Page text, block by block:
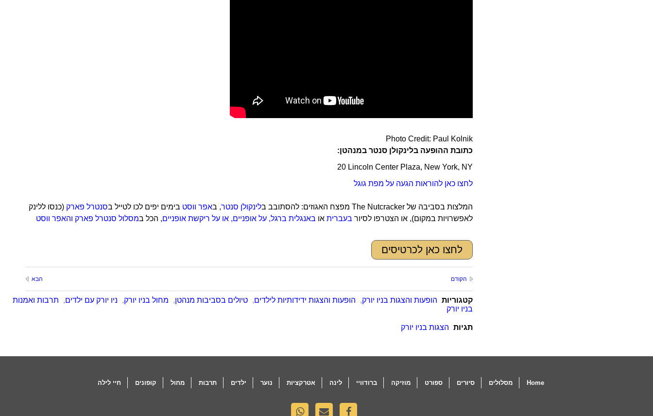
Photo Credit: Paul Kolnik
כתובת ההופעה בלינקולן סנטר במנהטן:
20 Lincoln Center Plaza, New York, NY
לחצו כאן להוראות הגעה על מפת גוגל
המלצות בסביבה של The Nutcracker מפצח האגוזים: להסתובב ב לינקולן סנטר, באפר ווסט בימים יפים לכו לטייל בסנטרל פארק (כנסו ללינק
לאפשרויות במקום), או הצטרפו לסיור בעבריתאו באנגלית ברגל, על אופניים, או על ריקשת אופניים, הכל במסלול סנטרל פארק והאפר ווסט
לחצו כאן לכרטיסים
הקודם הבא
קטגוריות הופעות והצגות בניו יורק, הופעות והצגות ידידותיות לילדים, טיולים בסביבות מנהטן, מחול בניו יורק, ניו יורק עם ילדים,
תרבות ואמנות
בניו יורק
תגיות הצגות בניו יורק
Home מסלולים סיורים ספורט מוזיקה ברודוויי לינה אטרקציות נוער ילדים תרבות מחול קופונים חיי לילה